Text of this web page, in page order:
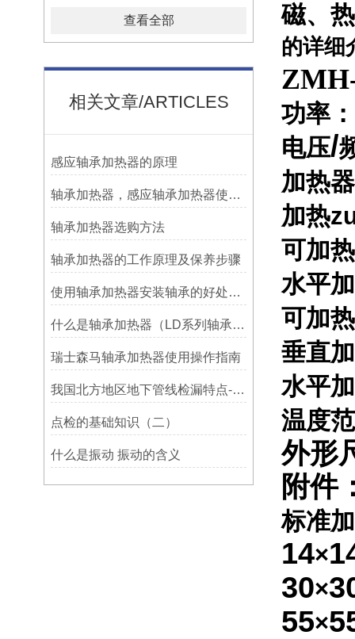
查看全部
相关文章/ARTICLES
感应轴承加热器的原理
轴承加热器，感应轴承加热器使用常见问题总结！
轴承加热器选购方法
轴承加热器的工作原理及保养步骤
使用轴承加热器安装轴承的好处及优势——宁波利德
什么是轴承加热器（LD系列轴承加热器）-宁波利德仪器
瑞士森马轴承加热器使用操作指南
我国北方地区地下管线检漏特点-宁波利德仪器
点检的基础知识（二）
什么是振动 振动的含义
磁、
的详细
功率：
电压/
加热
加热
可加
水平
可加
垂直
水平
温度
外形
附件
标准
14×
30×
55×